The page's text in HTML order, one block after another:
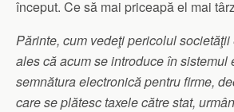
început. Ce să mai priceapă el mai
Părinte, cum vedeţi pericolul
ales că acum se introduce în sistemul
semnătura electronică pentru firme,
care se plătesc taxele către stat,